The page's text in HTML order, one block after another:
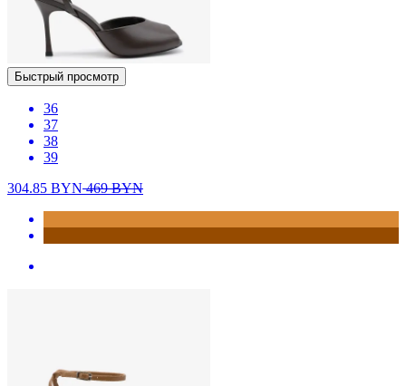
Быстрый просмотр
36
37
38
39
304.85 BYN469BYN